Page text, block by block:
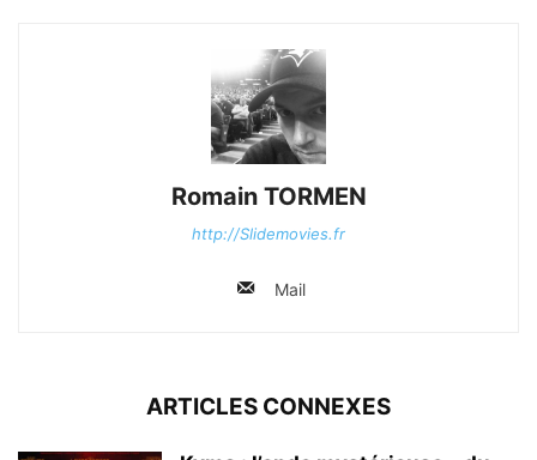
Romain TORMEN
http://Slidemovies.fr
Mail
ARTICLES CONNEXES